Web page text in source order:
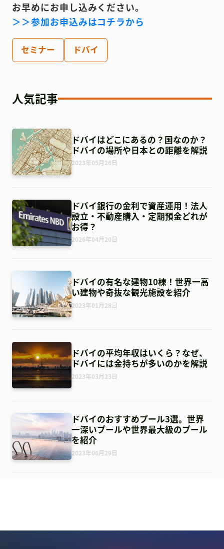
お早めにお申し込みください。
＞＞参加お申込みはコチラから
セミナー ドバイ
人気記事
ドバイはどこにあるの？国なのか？
ドバイの場所や日本との距離を解説
2023年05月26日
ドバイ銀行の金利で資産運用！法人
設立・不動産購入・定期預金どれが
お得？
2026年04月20日
ドバイの有名な建物10棟！世界一高
い建物や奇抜な観光施設を紹介
2023年01月28日
ドバイの平均年収はいくら？なぜ、
ドバイには金持ちが多いのかを解説
2023年03月23日
ドバイのおすすめプール3選。世界
一深いプールや世界最大級のプール
を紹介
2023年06月29日